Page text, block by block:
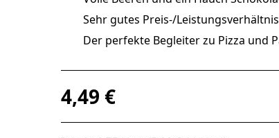
Sehr gutes Preis-/Leistungsverhältnis
Der perfekte Begleiter zu Pizza und
Regulärer Preis:
4,49 €